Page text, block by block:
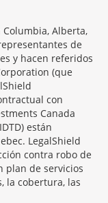
Alberta,
de
y hacen referidos
(que
con
Canada
están
LegalShield
contra robo de
plan de servicios
la cobertura, las